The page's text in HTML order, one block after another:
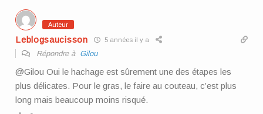
Auteur
Leblogsaucisson 5 années il y a
Répondre à Gilou
@Gilou Oui le hachage est sûrement une des étapes les
plus délicates. Pour le gras, le faire au couteau, c’est plus
long mais beaucoup moins risqué.